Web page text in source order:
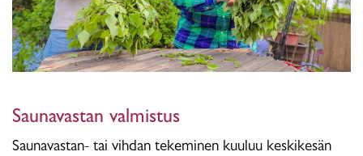
Saunavastan valmistus
Saunavastan- tai vihdan tekeminen kuuluu keskikesän